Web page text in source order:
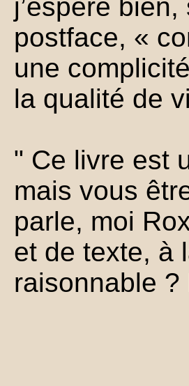
j’espère
postface, «
une
la qualité de
" Ce livre est
mais vous
parle, moi
et de texte, à
raisonnable ?